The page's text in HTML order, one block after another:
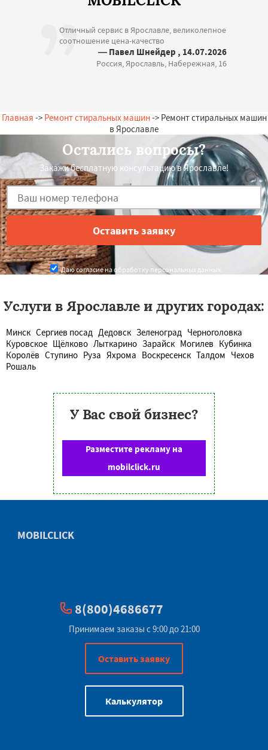
Отличный сервис в Ярославле, великолепное
соотношение цена-качество
— Павел Шнейдер , 14.07.2026
Россия, Ярославль, Набережная, 16
Главная -> Ремонт стиральных машин-> Ремонт стиральных машин
в Ярославле
Остались вопросы?
Закажи бесплатную консультацию в Ярославле!
Даю согласие на обработку персональных данных
Услуги в Ярославле и других городах:
Минск Сергиев посад Дедовск Зеленоград Черноголовка
Куровское Щёлково Лыткарино Зарайск Могилев Кубинка
Королёв Ступино Руза Яхрома Воскресенск Талдом Чехов
Рошаль
У Вас свой бизнес?
Разместите рекламу на
mobilclick.ru
MOBILCLICK
8(800)4686677
Принимаем заказы с 9:00 до 21:00
Оставить заявку
Калькулятор